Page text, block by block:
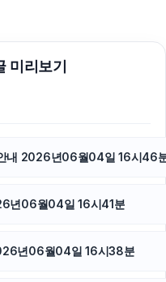
광교피부과
강동하수구막힘
미리보기
내 2026년06월04일 16시46
년06월04일 16시41분
년06월04일 16시38분